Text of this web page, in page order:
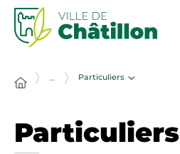
… Particuliers
Particuliers